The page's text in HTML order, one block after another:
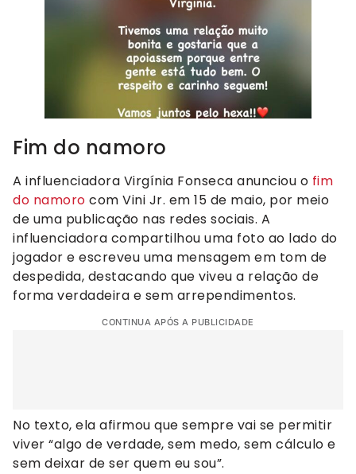
Fim do namoro
A influenciadora Virgínia Fonseca anunciou o fim
do namoro com Vini Jr. em 15 de maio, por meio
de uma publicação nas redes sociais. A
influenciadora compartilhou uma foto ao lado do
jogador e escreveu uma mensagem em tom de
despedida, destacando que viveu a relação de
forma verdadeira e sem arrependimentos.
CONTINUA APÓS A PUBLICIDADE
No texto, ela afirmou que sempre vai se permitir
viver “algo de verdade, sem medo, sem cálculo e
sem deixar de ser quem eu sou”.